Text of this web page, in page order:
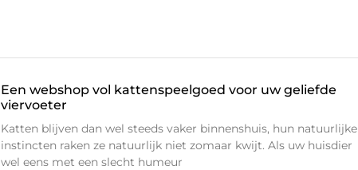
Een webshop vol kattenspeelgoed voor uw geliefde
viervoeter
Katten blijven dan wel steeds vaker binnenshuis, hun natuurlijke
instincten raken ze natuurlijk niet zomaar kwijt. Als uw huisdier
wel eens met een slecht humeur